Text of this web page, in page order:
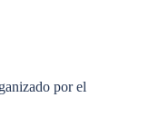
por el